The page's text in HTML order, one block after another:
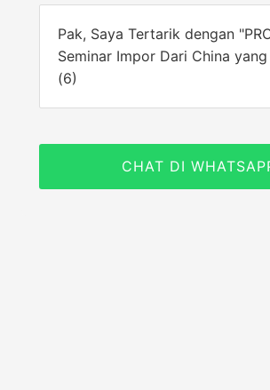
Pak, Saya Tertarik dengan
Seminar Impor Dari China
(6)
CHAT DI